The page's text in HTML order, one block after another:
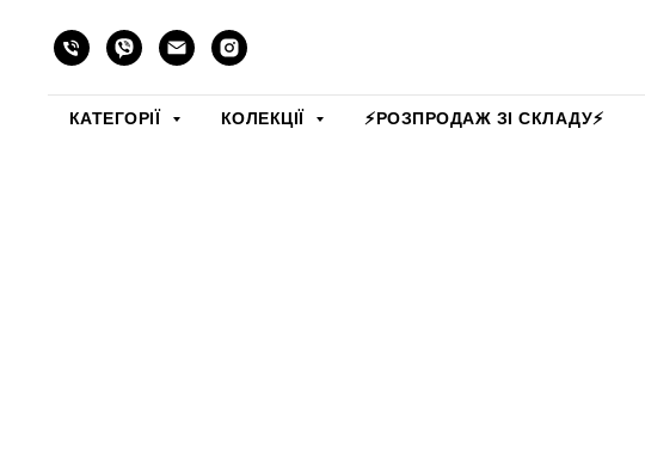
КАТЕГОРІЇ КОЛЕКЦІЇ ⚡️РОЗПРОДАЖ ЗІ СКЛАДУ⚡️